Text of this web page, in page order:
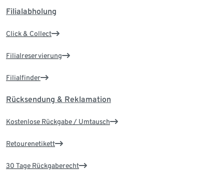
Filialabholung
Click & Collect
Filialreservierung
Filialfinder
Rücksendung & Reklamation
Kostenlose Rückgabe / Umtausch
Retourenetikett
30 Tage Rückgaberecht